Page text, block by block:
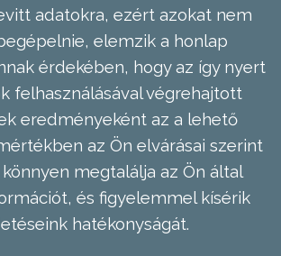
adatokra, ezért azokat nem
elemzik a honlap
érdekében, hogy az így nyert
felhasználásával végrehajtott
eredményeként az a lehető
az Ön elvárásai szerint
megtalálja az Ön által
és figyelemmel kísérik
hatékonyságát.